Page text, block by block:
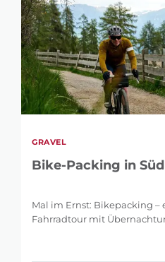
GRAVEL
Bike-Packing in
Mal im Ernst: Bikepacking
Fahrradtour mit